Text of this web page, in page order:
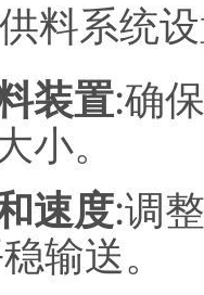
料系统
装置:确
小。
速度:调
输送。